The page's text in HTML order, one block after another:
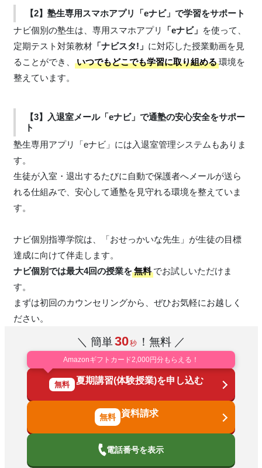
【2】塾生専用スマホアプリ「eナビ」で学習をサポート
ナビ個別の塾生は、専用スマホアプリ
「eナビ」 を使って、
定期テスト対策教材「ナビスタ!」 に対応した授業動画を見
ることができ、
いつでもどこでも学習に取り組める環境を
整えています。
【3】入退室メール「eナビ」で通塾の安心安全をサポー
ト
塾生専用アプリ「eナビ」には入退室管理システムもありま
す。
生徒が入室・退出するたびに自動で保護者へメールが送ら
れる仕組みで、安心して通塾を見守れる環境を整えていま
す。
ナビ個別指導学院は、「おせっかいな先生」が生徒の目標
達成に向けて伴走します。
ナビ個別では最大4回の授業を無料でお試しいただけま
す。
まずは初回のカウンセリングから、ぜひお気軽にお越しく
ださい。
＼ 簡単30秒 ！無料 ／
Amazonギフトカード2,000円分もらえる！
無料 夏期講習(体験授業)を申し込む
資料請求
電話番号を表示